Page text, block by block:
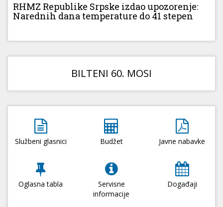
RHMZ Republike Srpske izdao upozorenje:
Narednih dana temperature do 41 stepen
BILTENI 60. MOSI
Službeni glasnici Budžet Javne nabavke
Oglasna tabla
Servisne
informacije
Događaji